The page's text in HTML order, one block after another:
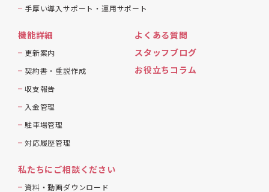
手厚い導入サポート・運用サポート
機能詳細
更新案内
契約書・重説作成
収支報告
入金管理
駐車場管理
対応履歴管理
よくある質問
スタッフブログ
お役立ちコラム
私たちにご相談ください
資料・動画ダウンロード